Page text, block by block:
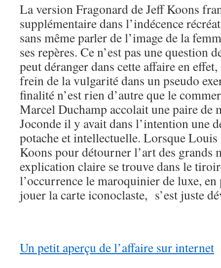
La version Fragonard de Jeff Koons
supplémentaire dans l’indécence
sans même parler de l’image de la
ses repères. Ce n’est pas une question
peut déranger dans cette affaire en
frein de la vulgarité dans un pseudo
finalité n’est rien d’autre que le
Marcel Duchamp accolait une paire de
Joconde il y avait dans l’intention une
potache et intellectuelle. Lorsque
Koons pour détourner l’art des grands
explication claire se trouve dans le
l’occurrence le maroquinier de luxe, en
jouer la carte iconoclaste, s’est juste
Un petit aperçu de l’affaire sur internet